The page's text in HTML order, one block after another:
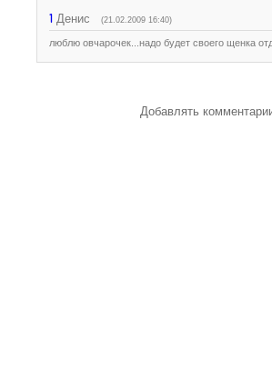
1 Денис (21.02.2009 16:40)
люблю овчарочек...надо будет своего щенка
Добавлять